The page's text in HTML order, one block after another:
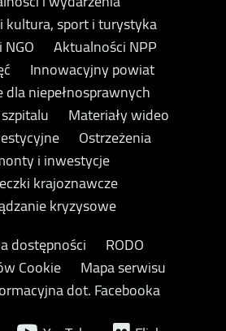
kultura, sport i turystyka
Aktualności NPP
Innowacyjny powiat
niepełnosprawnych
Materiały wideo
Ostrzeżenia
i inwestycje
krajoznawcze
kryzysowe
dostępności
RODO
Cookie
Mapa serwisu
dot. Facebooka